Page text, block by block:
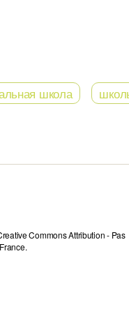
школа
Commons Attribution - Pas